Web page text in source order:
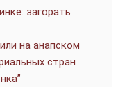
загорать
на анапском
стран